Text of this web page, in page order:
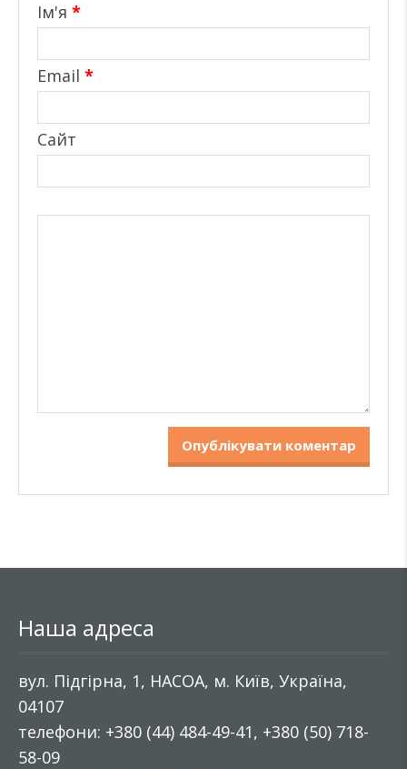
Ім'я *
Email *
Сайт
Наша адреса
вул. Підгірна, 1, НАСОА, м. Київ, Україна,
04107
телефони: +380 (44) 484-49-41, +380 (50) 718-
58-09